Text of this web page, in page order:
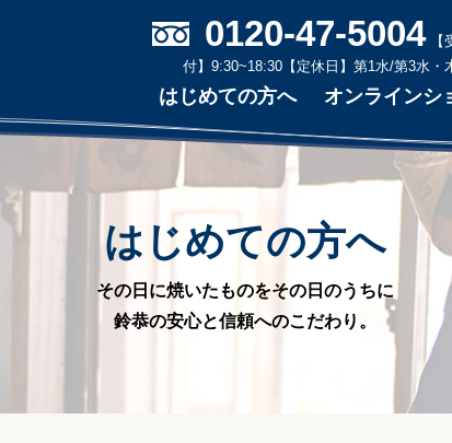
0120-47-5004
【
付】9:30~18:30 【定休日】第1水/第3水・
はじめての方へ オンラインシ
はじめての方へ
その日に焼いたものをその日のうちに
鈴恭の安心と信頼へのこだわり。